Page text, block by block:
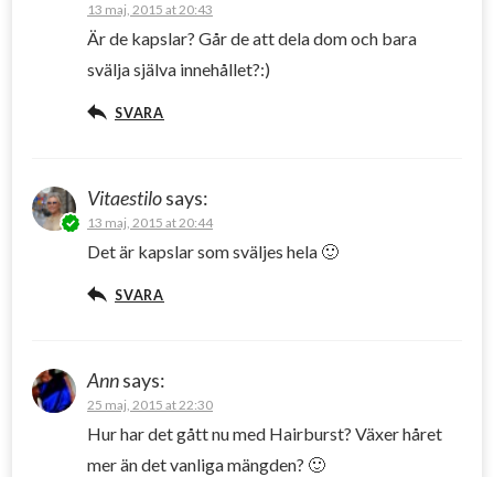
13 maj, 2015 at 20:43
Är de kapslar? Går de att dela dom och bara
svälja själva innehållet?:)
SVARA
Vitaestilosays:
13 maj, 2015 at 20:44
Det är kapslar som sväljes hela 🙂
SVARA
Annsays:
25 maj, 2015 at 22:30
Hur har det gått nu med Hairburst? Växer håret
mer än det vanliga mängden? 🙂